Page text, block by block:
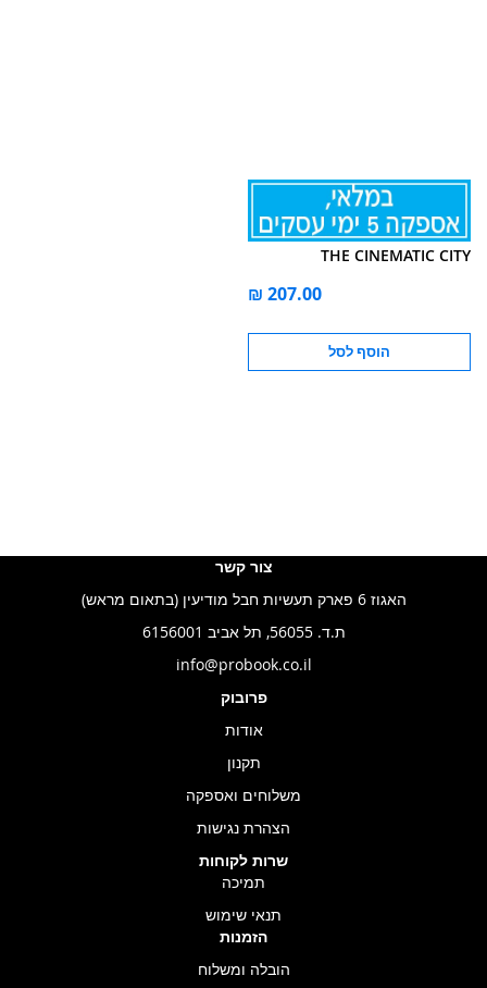
THE CINEMATIC CITY
הוסף לסל
צור קשר
האגוז 6 פארק תעשיות חבל מודיעין (בתאום מראש)
ת.ד. 56055, תל אביב 6156001
info@probook.co.il
פרובוק
אודות
תקנון
משלוחים ואספקה
הצהרת נגישות
שרות לקוחות
תמיכה
תנאי שימוש
הזמנות
הובלה ומשלוח